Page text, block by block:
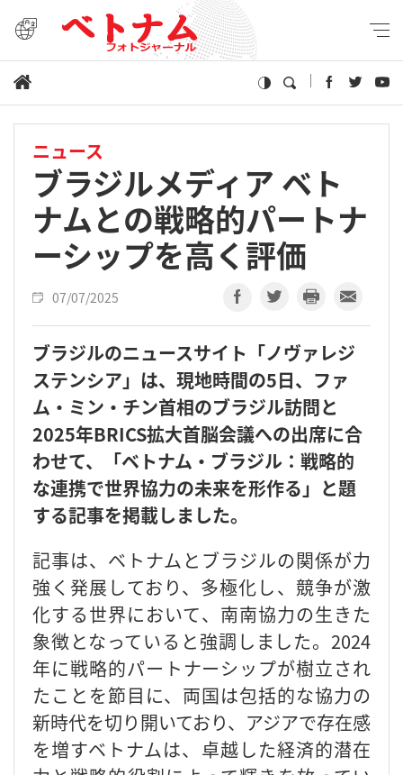
ニュース
ブラジルメディア ベト
ナムとの戦略的パートナ
ーシップを高く評価
07/07/2025
ブラジルのニュースサイト「ノヴァレジ
ステンシア」は、現地時間の5日、ファ
ム・ミン・チン首相のブラジル訪問と
2025年BRICS拡大首脳会議への出席に合
わせて、「ベトナム・ブラジル：戦略的
な連携で世界協力の未来を形作る」と題
する記事を掲載しました。
記事は、ベトナムとブラジルの関係が力
強く発展しており、多極化し、競争が激
化する世界において、南南協力の生きた
象徴となっていると強調しました。2024
年に戦略的パートナーシップが樹立され
たことを節目に、両国は包括的な協力の
新時代を切り開いており、アジアで存在感
を増すベトナムは、卓越した経済的潜在